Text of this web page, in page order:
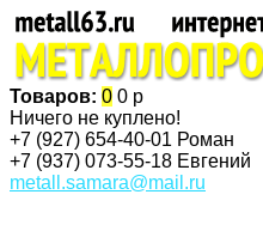
Товаров: 0 0 р
Ничего не куплено!
+7 (927) 654-40-01 Роман
+7 (937) 073-55-18 Евгений
metall.samara@mail.ru